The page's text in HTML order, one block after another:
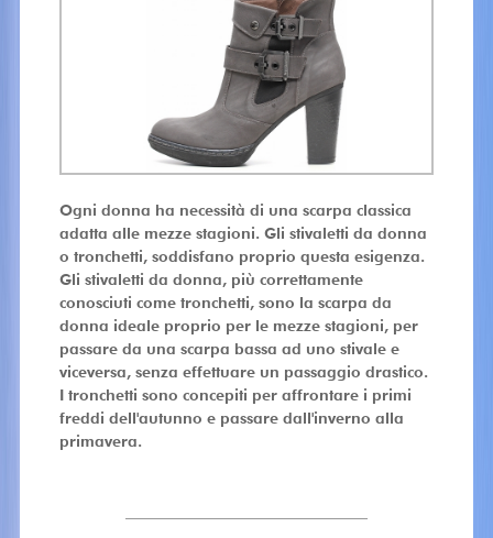
Ogni donna ha necessità di una scarpa classica
adatta alle mezze stagioni. Gli stivaletti da donna
o tronchetti, soddisfano proprio questa esigenza.
Gli stivaletti da donna, più correttamente
conosciuti come tronchetti, sono la scarpa da
donna ideale proprio per le mezze stagioni, per
passare da una scarpa bassa ad uno stivale e
viceversa, senza effettuare un passaggio drastico.
I tronchetti sono concepiti per affrontare i primi
freddi dell'autunno e passare dall'inverno alla
primavera.